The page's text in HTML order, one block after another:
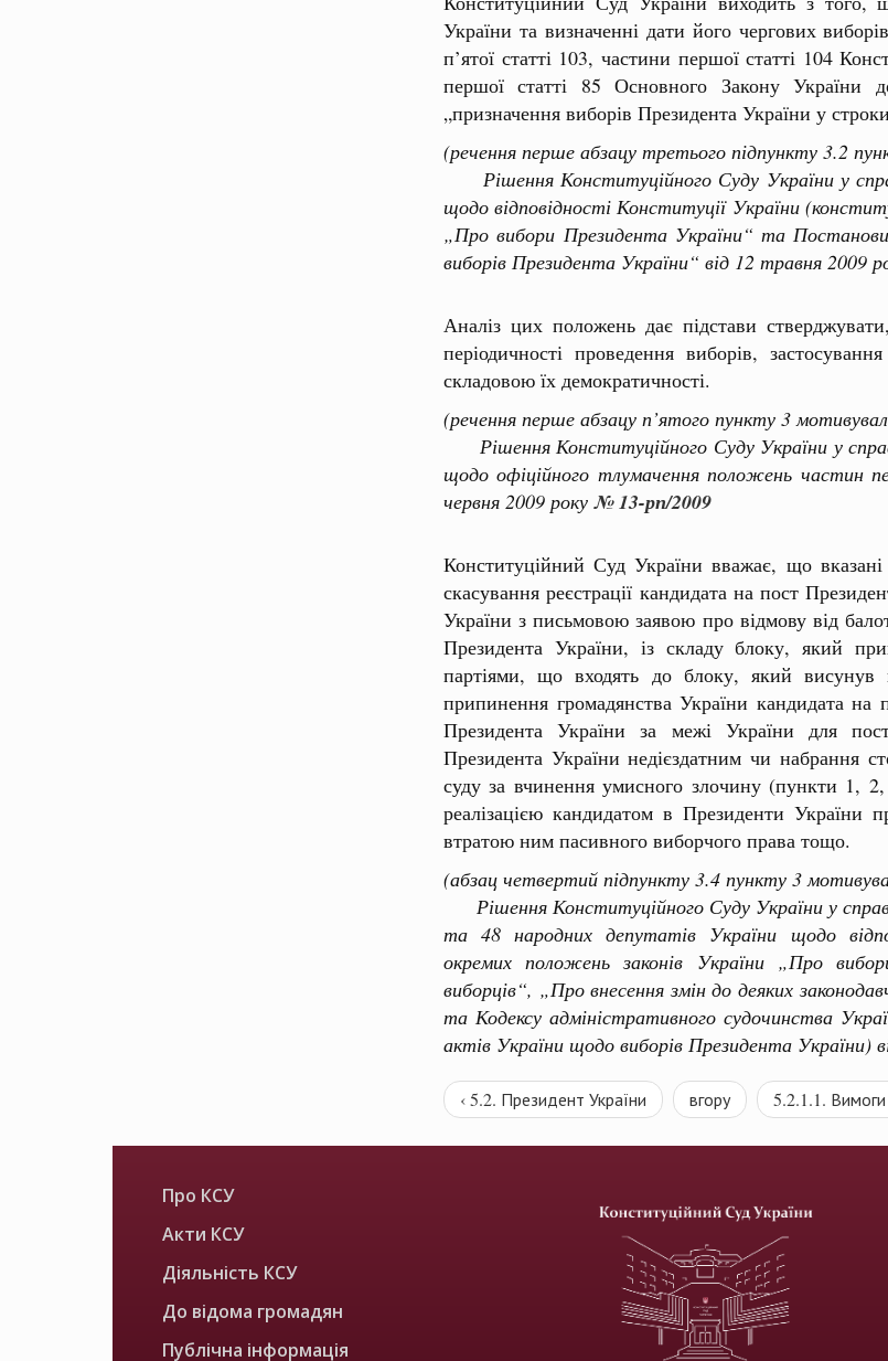
України та визначенні дати його чергових
п’ятої статті 103, частини першої статті 104
першої статті 85 Основного Закону України
„призначення виборів Президента України у
(речення перше абзацу третього підпункту 3.2
Рішення Конституційного Суду України у
щодо відповідності Конституції України
„Про вибори Президента України“ та
виборів Президента України“ від 12 травня 2009
Аналіз цих положень дає підстави
періодичності проведення виборів,
складовою їх демократичності.
(речення перше абзацу п’ятого пункту 3
Рішення Конституційного Суду України у
щодо офіційного тлумачення положень частин
червня 2009 року № 13-рп/2009
Конституційний Суд України вважає, що
скасування реєстрації кандидата на пост
України з письмовою заявою про відмову від
Президента України, із складу блоку, який
партіями, що входять до блоку, який висунув
припинення громадянства України кандидата на
Президента України за межі України для
Президента України недієздатним чи набрання
суду за вчинення умисного злочину (пункти 1,
реалізацією кандидатом в Президенти України
втратою ним пасивного виборчого права тощо.
(абзац четвертий підпункту 3.4 пункту 3
Рішення Конституційного Суду України у
та 48 народних депутатів України щодо
окремих положень законів України „Про
виборців“, „Про внесення змін до деяких
та Кодексу адміністративного судочинства
актів України щодо виборів Президента України)
‹ 5.2. Президент України вгору 5.2.1.1.
Про КСУ
Акти КСУ
Діяльність КСУ
До відома громадян
Публічна інформація